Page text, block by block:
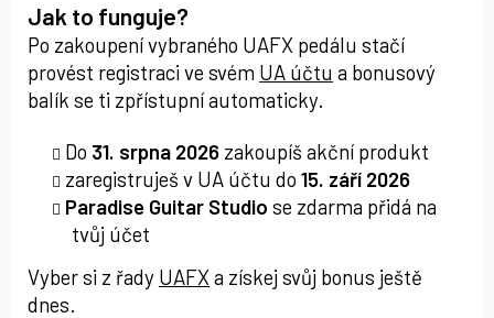
Jak to funguje?
Po zakoupení vybraného UAFX pedálu stačí
provést registraci ve svém UA účtu a bonusový
balík se ti zpřístupní automaticky.
Do 31. srpna 2026 zakoupíš akční produkt
zaregistruješ v UA účtu do 15. září 2026
Paradise Guitar Studio se zdarma přidá na
tvůj účet
Vyber si z řady UAFX a získej svůj bonus ještě
dnes.